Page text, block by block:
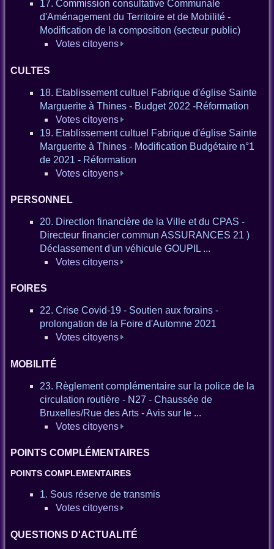
17. Commission consultative Communale
d'Aménagement du Territoire et de Mobilité -
Modification de la composition (secteur public)
Votes citoyens
CULTES
18. Etablissement cultuel Fabrique d'église Sainte
Marguerite à Thines - Budget 2022 -Réformation
Votes citoyens
19. Etablissement cultuel Fabrique d'église Sainte
Marguerite à Thines - Modification Budgétaire n°1
de 2021 - Réformation
Votes citoyens
PERSONNEL
20. Direction financière de la Ville et du CPAS -
Directeur financier commun ASSURANCES 21 )
Déclassement d'un véhicule GOUPIL ...
Votes citoyens
FOIRES
22. Crise Covid-19 - Soutien aux forains -
prolongation de la Foire d'Automne 2021
Votes citoyens
MOBILITÉ
23. Règlement complémentaire sur la police de la
circulation routière - N27 - Chaussée de
Bruxelles/Rue des Arts - Avis sur le ...
Votes citoyens
POINTS COMPLÉMENTAIRES
POINTS COMPLEMENTAIRES
1. Sous réserve de transmis
Votes citoyens
QUESTIONS D'ACTUALITÉ